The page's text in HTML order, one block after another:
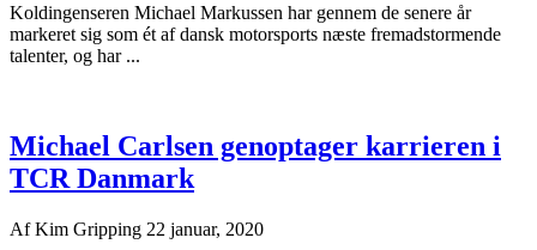
Koldingenseren Michael Markussen har gennem de senere år
markeret sig som ét af dansk motorsports næste fremadstormende
talenter, og har ...
Michael Carlsen genoptager karrieren i
TCR Danmark
AfKim Gripping 22 januar, 2020